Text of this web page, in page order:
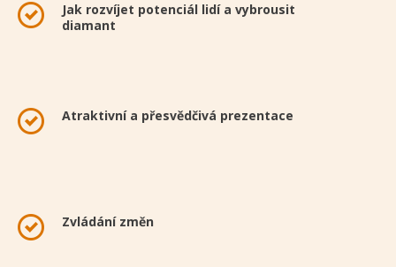
Jak rozvíjet potenciál lidí a vybrousit
diamant
Atraktivní a přesvědčivá prezentace
Zvládání změn